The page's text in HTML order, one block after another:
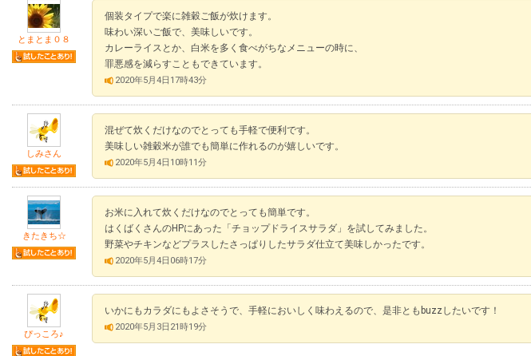
とまとま０８
個装タイプで楽に雑穀ご飯が炊けます。
味わい深いご飯で、美味しいです。
カレーライスとか、白米を多く食べがちなメニューの時に、
罪悪感を減らすこともできています。
2020年5月4日17時43分
しみさん
混ぜて炊くだけなのでとっても手軽で便利です。
美味しい雑穀米が誰でも簡単に作れるのが嬉しいです。
2020年5月4日10時11分
きたきち☆
お米に入れて炊くだけなのでとっても簡単です。
はくばくさんのHPにあった「チョップドライスサラダ」を試してみました。
野菜やチキンなどプラスしたさっぱりしたサラダ仕立て美味しかったです。
2020年5月4日06時17分
ぴっころ♪
いかにもカラダにもよさそうで、手軽においしく味わえるので、是非ともbuzzしたいです！
2020年5月3日21時19分